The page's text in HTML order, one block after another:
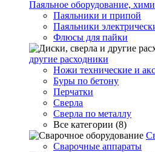
Паяльное оборудование,
Паяльники и припой
Паяльники
Флюсы для пайки
другие расходники
Ножи технические и
Буры по бетону
Перчатки
Сверла
Сверла по металлу
Все категории (8)
Сварочные аппараты